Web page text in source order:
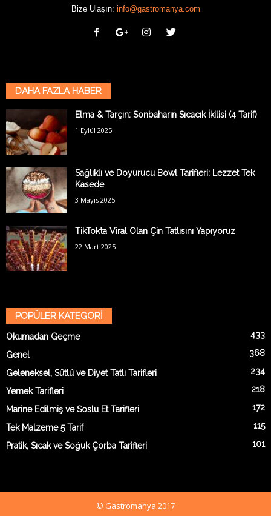
Bize Ulaşın: info@gastromanya.com
DAHA FAZLA HABER
Elma & Tarçın: Sonbaharın Sıcacık İkilisi (4 Tarif)
1 Eylül 2025
Sağlıklı ve Doyurucu Bowl Tarifleri: Lezzet Tek
Kasede
3 Mayıs 2025
TikTok’ta Viral Olan Çin Tatlısını Yapıyoruz
22 Mart 2025
POPÜLER KATEGORİ
Okumadan Geçme 433
Genel 368
Geleneksel, Sütlü ve Diyet Tatlı Tarifleri 234
Yemek Tarifleri 218
Marine Edilmiş ve Soslu Et Tarifleri 172
Tek Malzeme 5 Tarif 115
Pratik, Sıcak ve Soğuk Çorba Tarifleri 101
© Gastromanya 2017